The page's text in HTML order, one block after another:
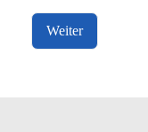
Weiter